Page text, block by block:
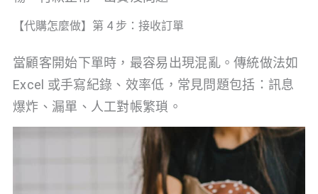
【代購怎麼做】第 4 步：接收訂單
當顧客開始下單時，最容易出現混亂。傳統做法如
Excel 或手寫紀錄、效率低，常見問題包括：訊息
爆炸、漏單、人工對帳繁瑣。